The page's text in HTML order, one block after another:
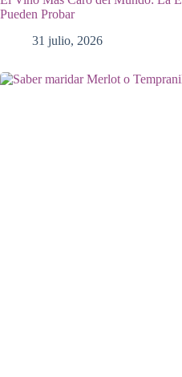
Pueden Probar
31 julio, 2026